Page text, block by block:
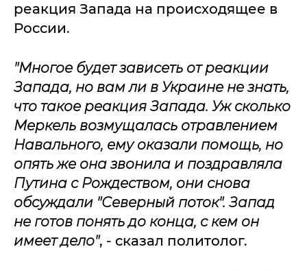
реакция Запада на происходящее в
России.
"Многое будет зависеть от реакции
Запада, но вам ли в Украине не знать,
что такое реакция Запада. Уж сколько
Меркель возмущалась отравлением
Навального, ему оказали помощь, но
опять же она звонила и поздравляла
Путина с Рождеством, они снова
обсуждали "Северный поток". Запад
не готов понять до конца, с кем он
имеет дело", - сказал политолог.